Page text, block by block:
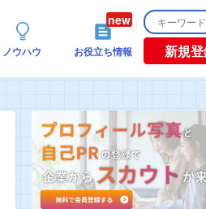
ノウハウ お役立ち情報 新規